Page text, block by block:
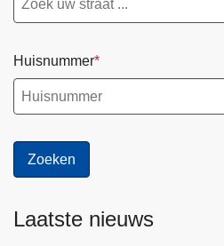
Huisnummer
Laatste nieuws